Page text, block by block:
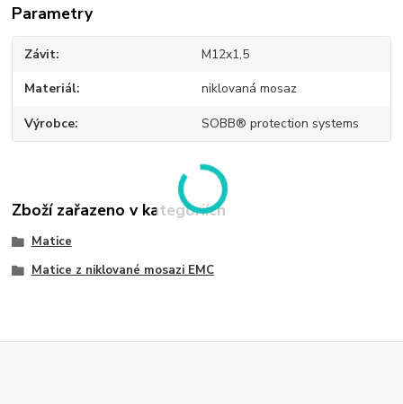
Parametry
Závit M12x1,5
Materiál niklovaná mosaz
Výrobce SOBB® protection systems
Zboží zařazeno v kategoriích
Matice
Matice z niklované mosazi EMC